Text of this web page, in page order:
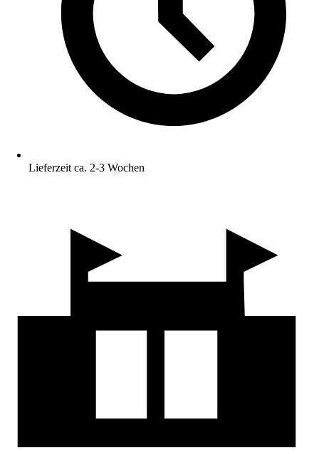
Lieferzeit ca. 2-3 Wochen